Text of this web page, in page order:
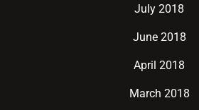
July 2018
June 2018
April 2018
March 2018